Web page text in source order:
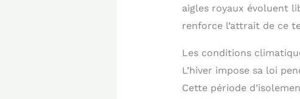
aigles royaux évoluent
renforce l’attrait de ce
Les conditions
L’hiver impose sa loi
Cette période